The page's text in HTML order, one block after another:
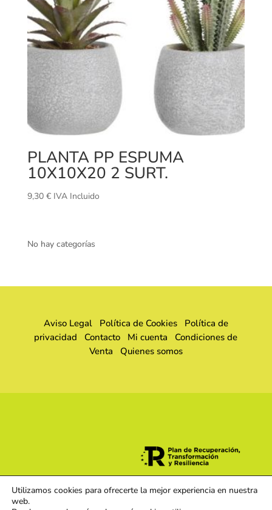
PLANTA PP ESPUMA
10X10X20 2 SURT.
9,30 € IVA Incluido
No hay categorías
Aviso Legal Política de Cookies
Política de
privacidad
Contacto Mi cuenta
Condiciones de
Venta Quienes somos
Utilizamos cookies para ofrecerte la mejor experiencia en nuestra
web.